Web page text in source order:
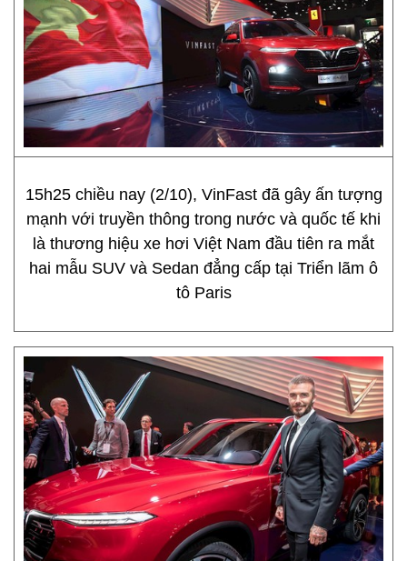
15h25 chiều nay (2/10), VinFast đã gây ấn tượng
mạnh với truyền thông trong nước và quốc tế khi
là thương hiệu xe hơi Việt Nam đầu tiên ra mắt
hai mẫu SUV và Sedan đẳng cấp tại Triển lãm ô
tô Paris